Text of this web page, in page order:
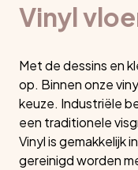
Vinyl
Met de dessins en
op. Binnen onze
keuze. Industriële
een traditionele
Vinyl is gemakkelijk
gereinigd worden